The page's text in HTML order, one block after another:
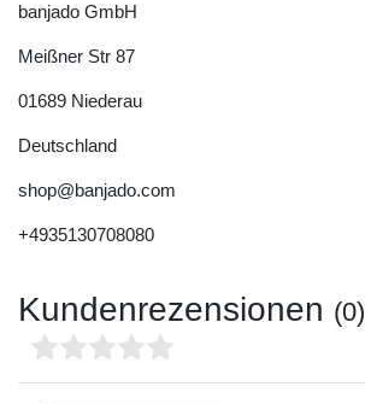
banjado GmbH
Meißner Str 87
01689 Niederau
Deutschland
shop@banjado.com
+4935130708080
Kundenrezensionen (0)